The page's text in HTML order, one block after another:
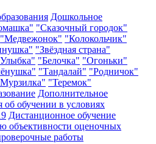
Дошкольное
"Сказочный городок"
"Медвежонок" "Колокольчик"
"Звёздная страна"
"Белочка" "Огоньки"
"Тандалай" "Родничок"
"Теремок"
Дополнительное
об обучении в условиях
Дистанционное обучение
объективности оценочных
работы